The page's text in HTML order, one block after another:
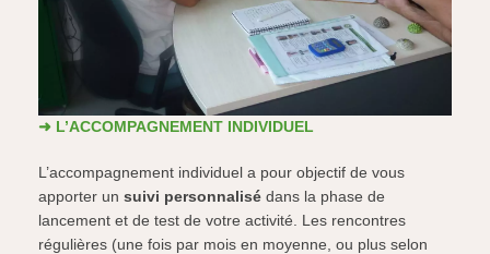
➜ L’ACCOMPAGNEMENT INDIVIDUEL
L’accompagnement individuel a pour objectif de vous
apporter un suivi personnalisé dans la phase de
lancement et de test de votre activité. Les rencontres
régulières (une fois par mois en moyenne, ou plus selon